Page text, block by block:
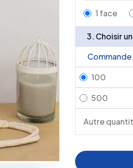
1 face
3. Choisir
100
500
Autre